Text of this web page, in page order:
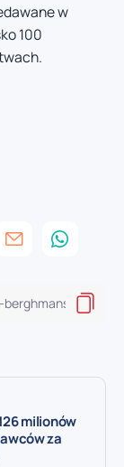
w
100
milionów
za